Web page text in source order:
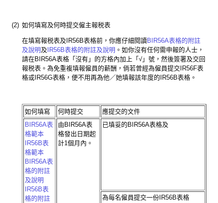
(2) 如何填寫及何時提交僱主報税表
在填寫報税表及IR56B表格前，你應仔細閱讀BIR56A表格的附註
及說明及IR56B表格的附註及說明 。如你沒有任何需申報的人士，
請在BIR56A表格「沒有」的方格內加上「√」號，然後簽署及交回
報税表。為免重複填報僱員的薪酬，倘若曾經為僱員提交IR56F表
格或IR56G表格，便不用再為他／她填報該年度的IR56B表格。
如何填寫 何時提交
應提交的文件
BIR56A表
格範本
IR56B表
格範本
BIR56A表
格的附註
及說明
IR56B表
格的附註
由BIR56A表
格發出日期起
計1個月內。
已填妥的BIR56A表格及
為每名僱員提交一份IR56B表格